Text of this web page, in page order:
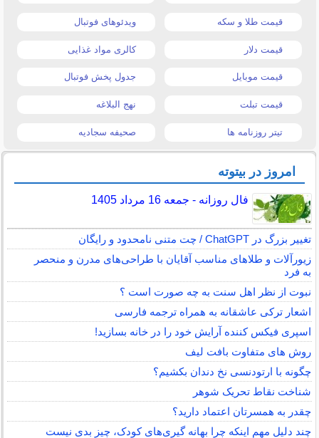
قیمت طلا و سکه ویدئوهای فوتبال
قیمت دلار کالری مواد غذایی
قیمت موبایل جدول پخش فوتبال
قیمت تبلت نهج البلاغه
تیتر روزنامه ها صحیفه سجادیه
امروز در بیتوته
فال روزانه - جمعه 16 مرداد 1405
تغییر بزرگ در ChatGPT / چت متنی نامحدود و رایگان
زیورآلات و طلاهای مناسب آقایان با طراحی‌های مدرن و منحصر
به فرد
نبوت از نظر اهل سنت به چه صورت است ؟
اشعار ترکی عاشقانه به همراه ترجمه فارسی
اسپری فیکس کننده آرایش خود را در خانه بسازید!
روش های متفاوت بافت لیف
چگونه با ارتودنسی نخ دندان بکشیم؟
شناخت نقاط تحریک شوهر
چقدر به همسرتان اعتماد دارید؟
چند دلیل مهم اینکه چرا بهانه گیری‌های کودک، چیز بدی نیست